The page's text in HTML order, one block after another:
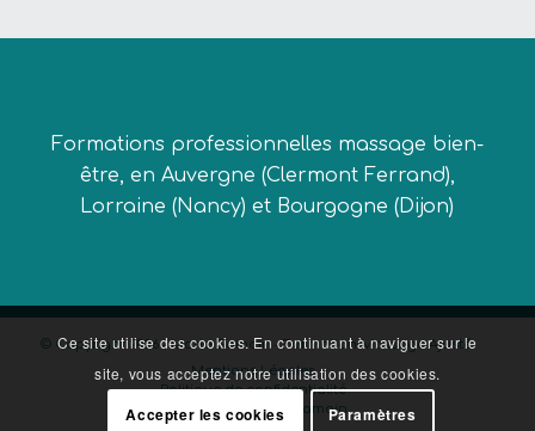
Formations professionnelles massage bien-
être, en Auvergne (Clermont Ferrand),
Lorraine (Nancy) et Bourgogne (Dijon)
© Copyright 2026 - Marie Gamain - Formation Massage Ajusté
Mentions Légales
Politique de confidentialité
Contacter Marie Gamain
Ce site utilise des cookies. En continuant à naviguer sur le
site, vous acceptez notre utilisation des cookies.
Accepter les cookies Paramètres